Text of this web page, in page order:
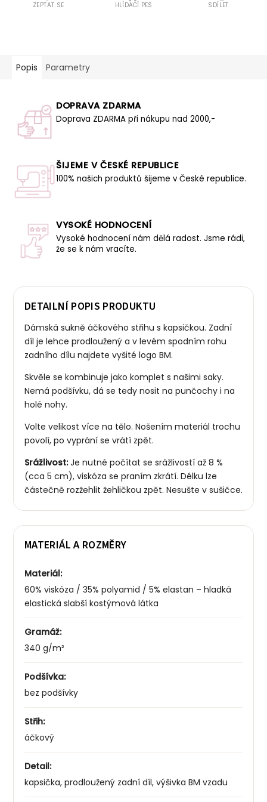
ZEPTAT SE HLÍDACÍ PES SDÍLET
Popis Parametry
DOPRAVA ZDARMA
Doprava ZDARMA při nákupu nad 2000,-
ŠIJEME V ČESKÉ REPUBLICE
100% našich produktů šijeme v České republice.
VYSOKÉ HODNOCENÍ
Vysoké hodnocení nám dělá radost. Jsme rádi,
že se k nám vracíte.
DETAILNÍ POPIS PRODUKTU
Dámská sukně áčkového střihu s kapsičkou. Zadní
díl je lehce prodloužený a v levém spodním rohu
zadního dílu najdete vyšité logo BM.
Skvěle se kombinuje jako komplet s našimi saky.
Nemá podšívku, dá se tedy nosit na punčochy i na
holé nohy.
Volte velikost více na tělo. Nošením materiál trochu
povolí, po vyprání se vrátí zpět.
Srážlivost:Je nutné počítat se srážlivostí až 8 %
(cca 5 cm), viskóza se praním zkrátí. Délku lze
částečně rozžehlit žehličkou zpět. Nesušte v sušičce.
MATERIÁL A ROZMĚRY
Materiál:
60% viskóza / 35% polyamid / 5% elastan – hladká
elastická slabší kostýmová látka
Gramáž:
340 g/m²
Podšívka:
bez podšívky
Střih:
áčkový
Detail:
kapsička, prodloužený zadní díl, výšivka BM vzadu